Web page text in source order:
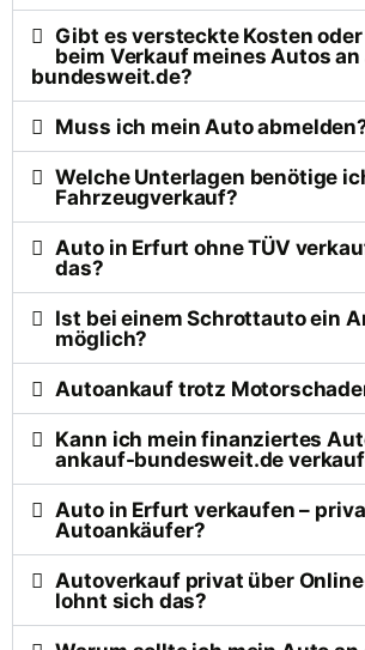
Gibt es versteckte Kosten
beim Verkauf meines Autos
bundesweit.de?
Muss ich mein Auto
Welche Unterlagen benötige
Fahrzeugverkauf?
Auto in Erfurt ohne TÜV
das?
Ist bei einem Schrottauto ein
möglich?
Autoankauf trotz
Kann ich mein finanziertes
ankauf-bundesweit.de
Auto in Erfurt verkaufen –
Autoankäufer?
Autoverkauf privat über
lohnt sich das?